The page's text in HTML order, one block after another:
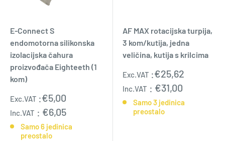
E-Connect S
endomotorna silikonska
izolacijska čahura
proizvođača Eighteeth (1
kom)
Prodajna
cijena
Exc.VAT :€5,00
Inc.VAT : €6,05
Samo 6 jedinica
preostalo
AF MAX rotacijska turpija,
3 kom/kutija, jedna
veličina, kutija s krilcima
Prodajna
cijena
Exc.VAT :€25,62
Inc.VAT : €31,00
Samo 3 jedinica
preostalo